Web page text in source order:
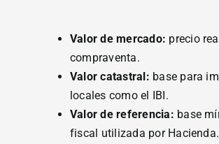
Valor de mercado: precio
compraventa.
Valor catastral: base para
locales como el IBI.
Valor de referencia: base
fiscal utilizada por Hacienda.